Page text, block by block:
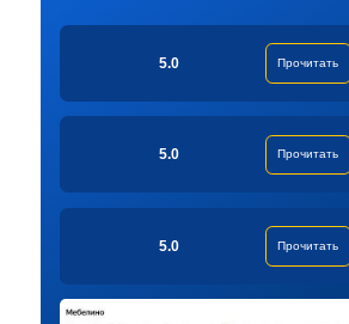
5.0 Прочитать
5.0 Прочитать
5.0 Прочитать